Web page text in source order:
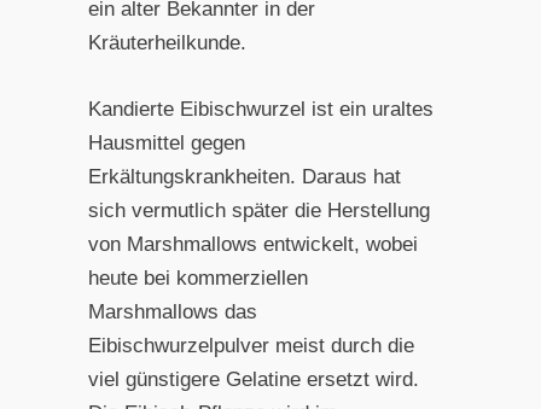
ein alter Bekannter in der
Kräuterheilkunde.
Kandierte Eibischwurzel ist ein uraltes
Hausmittel gegen
Erkältungskrankheiten. Daraus hat
sich vermutlich später die Herstellung
von Marshmallows entwickelt, wobei
heute bei kommerziellen
Marshmallows das
Eibischwurzelpulver meist durch die
viel günstigere Gelatine ersetzt wird.